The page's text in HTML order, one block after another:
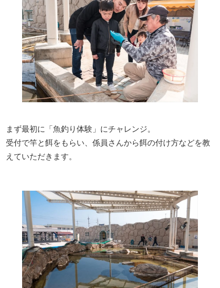
まず最初に「魚釣り体験」にチャレンジ。
受付で竿と餌をもらい、係員さんから餌の付け方などを教
えていただきます。